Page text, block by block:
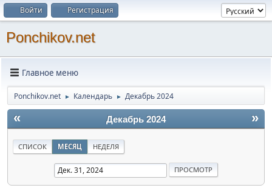
Войти Регистрация
Ponchikov.net
Главное меню
Ponchikov.net ► Календарь ► Декабрь 2024
« »
Декабрь 2024
СПИСОК МЕСЯЦ НЕДЕЛЯ